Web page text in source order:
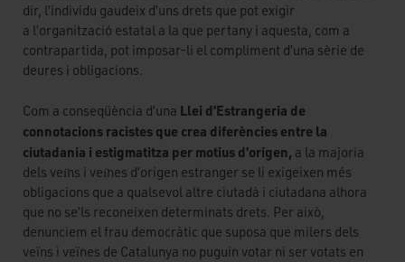
dir, l’individu gaudeix d’uns drets que pot exigir
a l’organització estatal a la que pertany i aquesta, com a
contrapartida, pot imposar-li el compliment d’una sèrie de
deures i obligacions.
Com a conseqüència d’una Llei d’Estrangeria de
connotacions racistes que crea diferències entre la
ciutadania i estigmatitza per motius d’origen, a la majoria
dels veı̈ns i veı̈nes d’origen estranger se li exigeixen més
obligacions que a qualsevol altre ciutadà i ciutadana alhora
que no se’ls reconeixen determinats drets. Per això,
denunciem el frau democràtic que suposa que milers dels
veïns i veïnes de Catalunya no puguin votar ni ser votats en